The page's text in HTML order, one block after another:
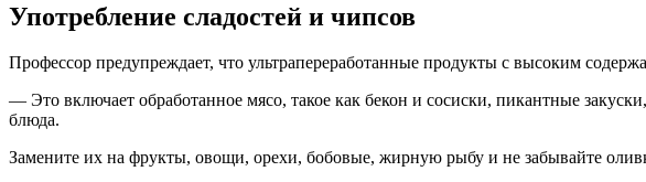
Употребление сладостей и чипсов
Профессор предупреждает, что ультрапереработанные продукты с высоким
— Это включает обработанное мясо, такое как бекон и сосиски, пикантные
блюда.
Замените их на фрукты, овощи, орехи, бобовые, жирную рыбу и не забывайте